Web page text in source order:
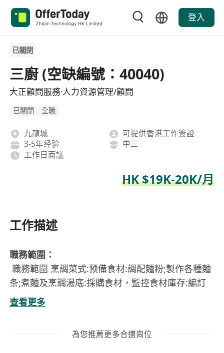
登入
已關閉
三廚 (空缺編號：40040)
大正顧問服務·人力資源管理/顧問
已關閉 全職
九龍城
可提供香港工作簽證
3-5年经验
中三
工作日面議
HK $19K-20K/月
工作描述
職務範圍：
職務範圍 烹調菜式:预備食材:調配麵粉;製作各種麵
条;煮麵及烹調湯底:採購食材，監控食材庫存:編訂
餐單和設計菜式;監控食物品質及環境衛生;安排人手
調配及培訓員工:管理厨房之運作;在上什及二廚督導
查看更多
為您推薦更多合適崗位